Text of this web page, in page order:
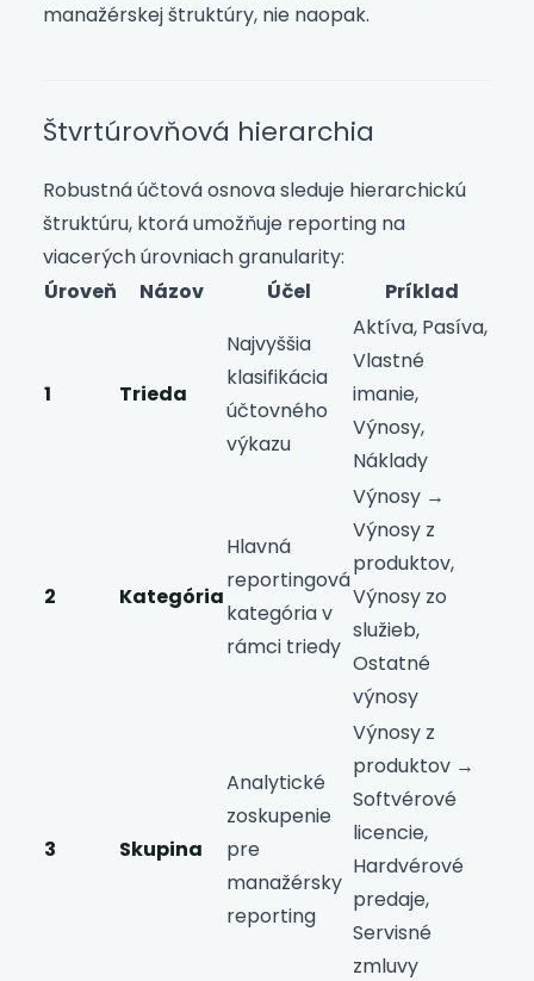
manažérskej štruktúry, nie naopak.
Štvrtúrovňová hierarchia
Robustná účtová osnova sleduje hierarchickú
štruktúru, ktorá umožňuje reporting na
viacerých úrovniach granularity:
Úroveň
Názov Účel Príklad
1 Trieda
Najvyššia
klasifikácia
účtovného
výkazu
Aktíva, Pasíva,
Vlastné
imanie,
Výnosy,
Náklady
2 Kategória
Hlavná
reportingová
kategória v
rámci triedy
Výnosy →
Výnosy z
produktov,
Výnosy zo
služieb,
Ostatné
výnosy
3 Skupina
Analytické
zoskupenie
pre
manažérsky
reporting
Výnosy z
produktov →
Softvérové
licencie,
Hardvérové
predaje,
Servisné
zmluvy